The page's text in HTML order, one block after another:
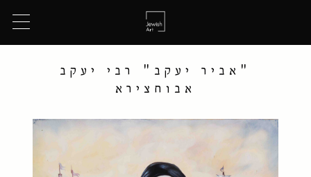
"אביר יעקב" רבי יעקב
אבוחצירא